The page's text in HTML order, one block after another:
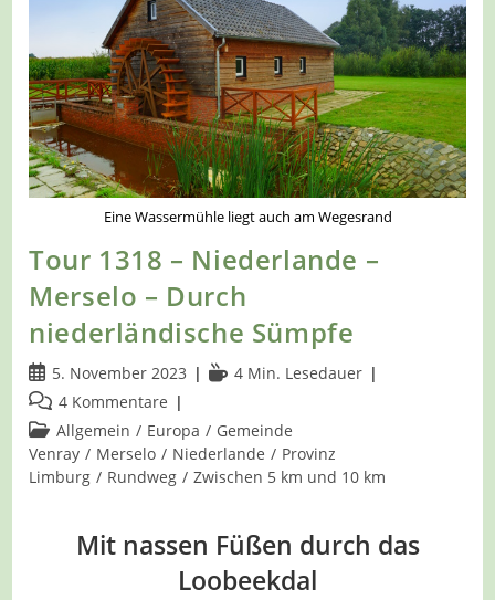
Eine Wassermühle liegt auch am Wegesrand
Tour 1318 – Niederlande –
Merselo – Durch
niederländische Sümpfe
Beitrag
veröffentlicht:
5. November 2023 Lesedauer:
4 Min. Lesedauer
Beitrags-
Kommentare:
4 Kommentare
Beitrags-
Kategorie:
Allgemein / Europa / Gemeinde
Venray / Merselo / Niederlande / Provinz
Limburg / Rundweg / Zwischen 5 km und 10 km
Mit nassen Füßen durch das
Loobeekdal